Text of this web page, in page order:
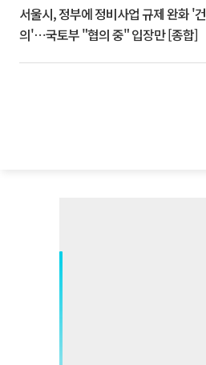
서울시, 정부에 정비사업 규제 완화 '건
의'⋯국토부 "협의 중" 입장만 [종합]